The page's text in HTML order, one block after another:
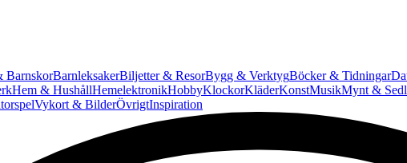
BarnskorBarnleksakerBiljetter & ResorBygg & VerktygBöcker & Tidningar
Hem & HushållHemelektronikHobbyKlockorKläderKonstMusikMynt &
Vykort & BilderÖvrigtInspiration